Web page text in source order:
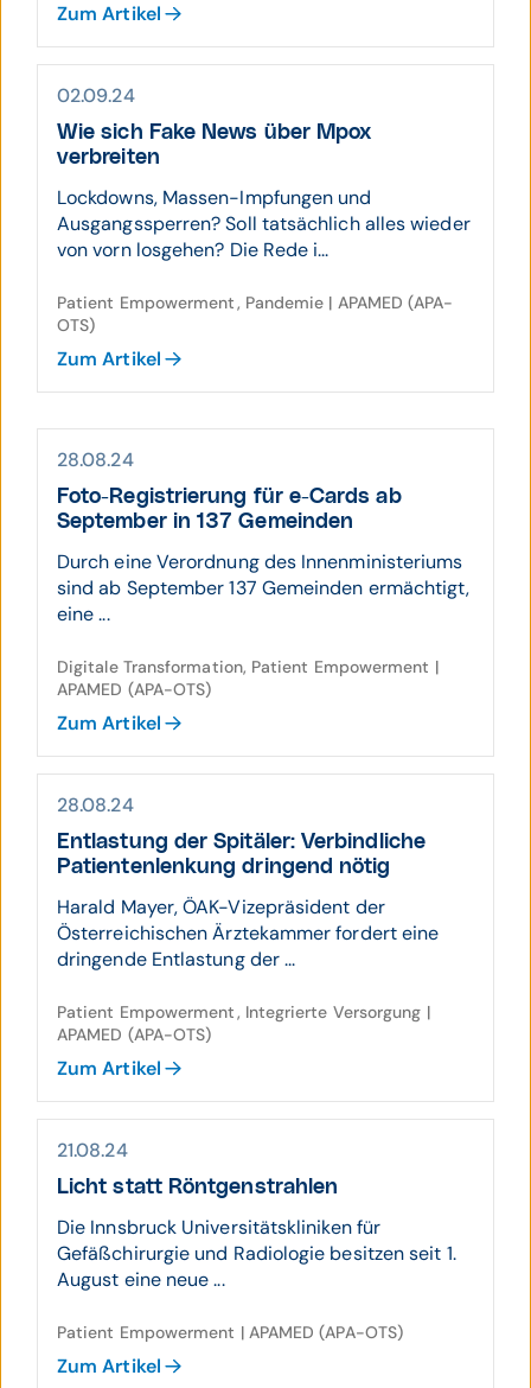
Zum Artikel
02.09.24
Wie sich Fake News über Mpox
verbreiten
Lockdowns, Massen-Impfungen und
Ausgangssperren? Soll tatsächlich alles wieder
von vorn losgehen? Die Rede i...
Patient Empowerment, Pandemie | APAMED (APA-
OTS)
Zum Artikel
28.08.24
Foto-Registrierung für e-Cards ab
September in 137 Gemeinden
Durch eine Verordnung des Innenministeriums
sind ab September 137 Gemeinden ermächtigt,
eine ...
Digitale Transformation, Patient Empowerment |
APAMED (APA-OTS)
Zum Artikel
28.08.24
Entlastung der Spitäler: Verbind­liche
Patienten­len­kung dringend nötig
Harald Mayer, ÖAK-Vizepräsident der
Österreichischen Ärztekammer fordert eine
dringende Entlastung der ...
Patient Empowerment, Integrierte Versorgung |
APAMED (APA-OTS)
Zum Artikel
21.08.24
Licht statt Röntgenstrahlen
Die Innsbruck Universitätskliniken für
Gefäßchirurgie und Radiologie besitzen seit 1.
August eine neue ...
Patient Empowerment | APAMED (APA-OTS)
Zum Artikel